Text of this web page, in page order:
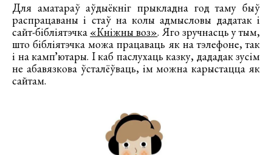
Для аматараў аўдыёкніг прыкладна год таму быў
распрацаваны і стаў на колы адмысловы дадатак і
сайт-бібліятэчка «Кніжны воз». Яго зручнасць у тым,
што бібліятэчка можа працаваць як на тэлефоне, так
і на кампʼютары. І каб паслухаць казку, дададак зусім
не абавязкова ўсталёўваць, ім можна карыстацца як
сайтам.